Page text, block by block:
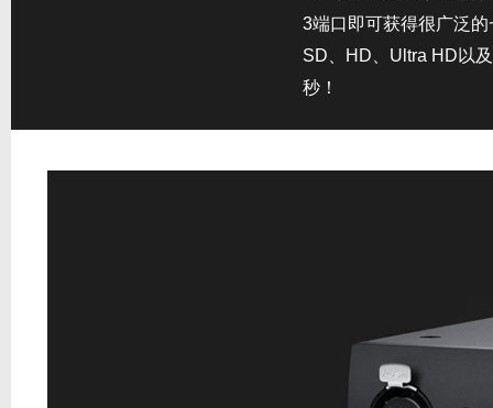
3端口即可获得很广泛
SD、HD、Ultra HD以
秒！